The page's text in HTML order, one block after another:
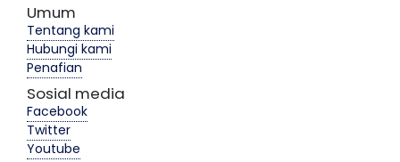
Umum
Tentang kami
Hubungi kami
Penafian
Sosial media
Facebook
Twitter
Youtube